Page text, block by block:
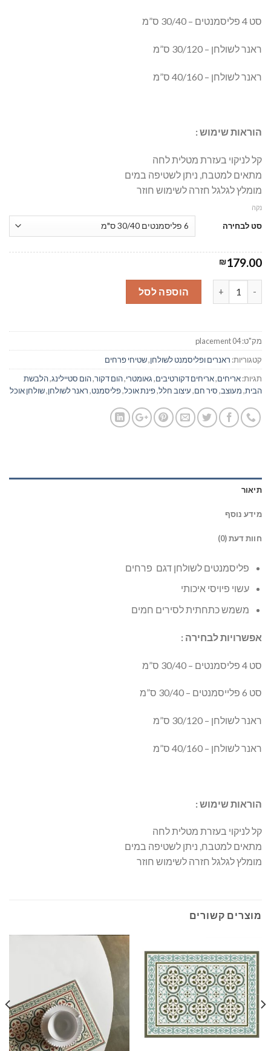
סט 4 פליסמנטים – 30/40 ס”מ
ראנר לשולחן – 30/120 ס”מ
ראנר לשולחן – 40/160 ס”מ
הוראות שימוש :
קל לניקוי בעזרת מטלית לחה
מתאים למטבח, ניתן לשטיפה במים
מומלץ לגלגל חזרה לשימוש חוזר
סט לבחירה
נקה
₪179.00
כמות של ראנר/ פלייסמנט לשולחן דגם פרחים 04
הוספה לסל
מק"ט:placement 04
קטגוריות: ראנרים ופליסמנט לשולחן,שטיחי פרחים
תגיות:אריחים,אריחים דקורטיבים,גאומטרי,הום דקור,הום סטיילינג,הלבשת
הבית,מעוצב,סיר חם,עיצוב חלל,פינת אוכל,פליסמנט,ראנר לשולחן,שולחן אוכל
תיאור
מידע נוסף
חוות דעת (0)
פליסמנטים לשולחן דגם פרחים
עשוי פיויסי איכותי
משמש כתחתית לסירים חמים
אפשרויות לבחירה :
סט 4 פליסמנטים – 30/40 ס”מ
סט 6 פלייסמנטים – 30/40 ס”מ
ראנר לשולחן – 30/120 ס”מ
ראנר לשולחן – 40/160 ס”מ
הוראות שימוש :
קל לניקוי בעזרת מטלית לחה
מתאים למטבח, ניתן לשטיפה במים
מומלץ לגלגל חזרה לשימוש חוזר
מוצרים קשורים